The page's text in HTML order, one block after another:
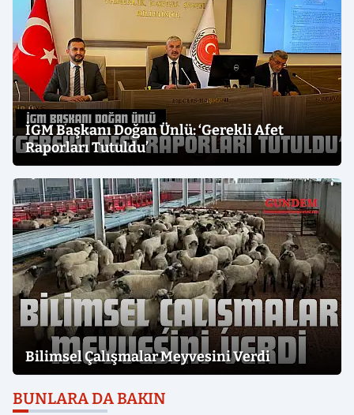
İGM Başkanı Doğan Ünlü: ‘Gerekli Afet
Raporları Tutuldu’
Bilimsel Çalışmalar Meyvesini Verdi
BUNLARA DA BAKIN